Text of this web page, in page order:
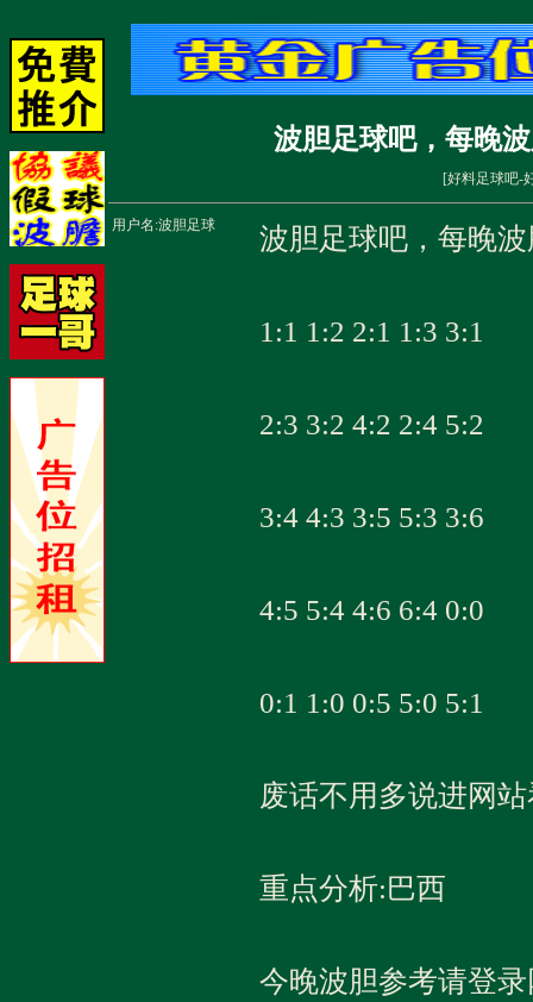
波胆足球吧，每晚
[好料足球吧-
用户名:波胆足球 波胆足球吧，每晚
1:1 1:2 2:1 1:3 3:1
2:3 3:2 4:2 2:4 5:2
3:4 4:3 3:5 5:3 3:6
4:5 5:4 4:6 6:4 0:0
0:1 1:0 0:5 5:0 5:1
废话不用多说进网
重点分析:巴西
今晚波胆参考请登录